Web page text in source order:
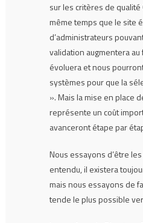
sur les critères de
même temps que le site
d’administrateurs
validation augmentera
évoluera et nous
systèmes pour que la
». Mais la mise en place
représente un coût
avanceront étape par
Nous essayons d’être
entendu, il existera
mais nous essayons de
tende le plus possible